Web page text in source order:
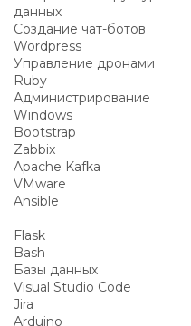
данных
Создание чат-ботов
Wordpress
Управление дронами
Ruby
Администрирование
Windows
Bootstrap
Zabbix
Apache Kafka
VMware
Ansible
Flask
Bash
Базы данных
Visual Studio Code
Jira
Arduino